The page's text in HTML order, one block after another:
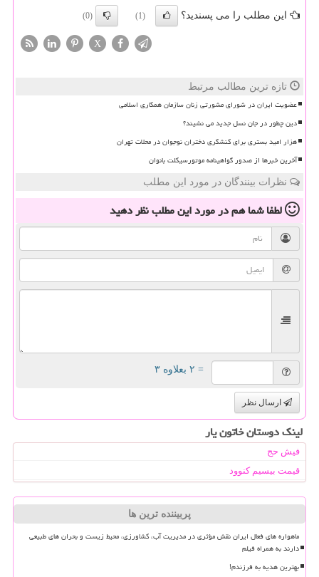
این مطلب را می پسندید؟ (1)
(0)
X
تازه ترین مطالب مرتبط
عضویت ایران در شورای مشورتی زنان سازمان همکاری اسلامی
دین چطور در جان نسل جدید می نشیند؟
هزار امید بستری برای کنشگری دختران نوجوان در محلات تهران
آخرین خبرها از صدور گواهینامه موتورسیکلت بانوان
نظرات بینندگان در مورد این مطلب
لطفا شما همدر مورد این مطلبنظر دهید
= ۲ بعلاوه ۳
ارسال نظر
لینک دوستان خاتون یار
فیش حج
قیمت بیسیم کنوود
پربیننده ترین ها
ماهواره های فعال ایران نقش مؤثری در مدیریت آب، کشاورزی، محیط زیست و بحران های طبیعی
دارند به همراه فیلم
بهترین هدیه به فرزندم!